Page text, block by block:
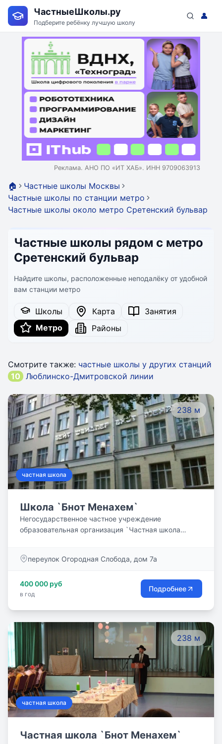
ЧастныеШколы.ру
Подберите ребёнку лучшую школу
👤
Реклама. АНО ПО «ИТ ХАБ». ИНН 9709063913
🏠
Частные школы Москвы
Частные школы по станции метро
Частные школы около метро Сретенский бульвар
Частные школы рядом с метро
Сретенский бульвар
Найдите школы, расположенные неподалёку от удобной
вам станции метро
Школы Карта
Занятия
Метро
Районы
Смотрите также: частные школы у других станций
10 Люблинско-Дмитровской линии
238 м
частная школа
Школа `Бнот Менахем`
Негосударственное частное учреждение
образовательная организация `Частная школа
частное учреждение образовательная организация
переулок Огородная Слобода, дом 7а
400 000 руб
в год
Подробнее
238 м
частная школа
Частная школа `Бнот Менахем`